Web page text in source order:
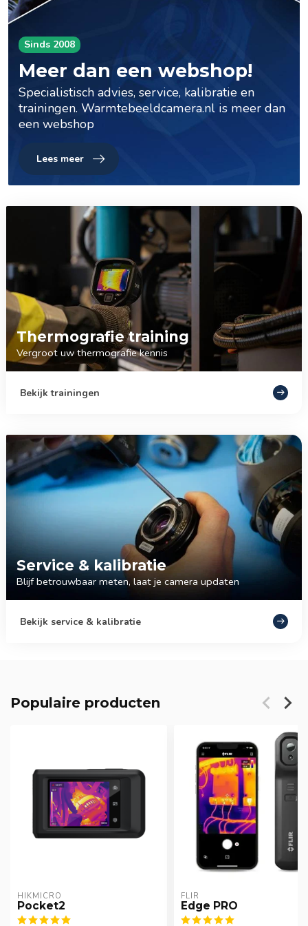
Sinds 2008
Meer dan een webshop!
Specialistisch advies, service, kalibratie en
trainingen. Warmtebeeldcamera.nl is meer dan
een webshop
Lees meer
Thermografie training
Vergroot uw thermografie kennis
Bekijk trainingen
Service & kalibratie
Blijf betrouwbaar meten, laat je camera updaten
Bekijk service & kalibratie
Populaire producten
HIKMICRO
Pocket2
FLIR
Edge PRO